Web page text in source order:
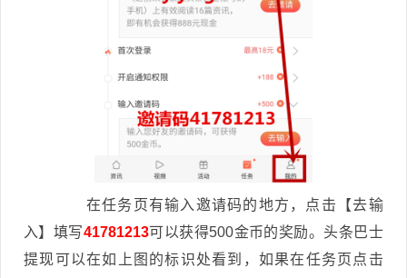
在任务页有输入邀请码的地方，点击【去输
入】填写41781213可以获得500金币的奖励。头条巴士
提现可以在如上图的标识处看到，如果在任务页点击